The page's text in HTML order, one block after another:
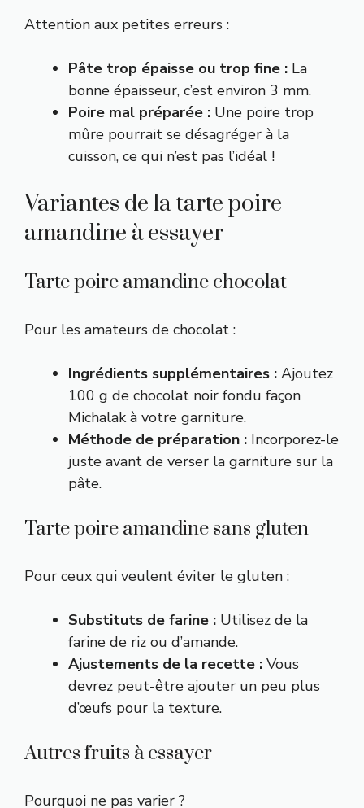
Attention aux petites erreurs :
Pâte trop épaisse ou trop fine : La
bonne épaisseur, c’est environ 3 mm.
Poire mal préparée : Une poire trop
mûre pourrait se désagréger à la
cuisson, ce qui n’est pas l’idéal !
Variantes de la tarte poire
amandine à essayer
Tarte poire amandine chocolat
Pour les amateurs de chocolat :
Ingrédients supplémentaires : Ajoutez
100 g de chocolat noir fondu façon
Michalak à votre garniture.
Méthode de préparation : Incorporez-le
juste avant de verser la garniture sur la
pâte.
Tarte poire amandine sans gluten
Pour ceux qui veulent éviter le gluten :
Substituts de farine : Utilisez de la
farine de riz ou d’amande.
Ajustements de la recette : Vous
devrez peut-être ajouter un peu plus
d’œufs pour la texture.
Autres fruits à essayer
Pourquoi ne pas varier ?